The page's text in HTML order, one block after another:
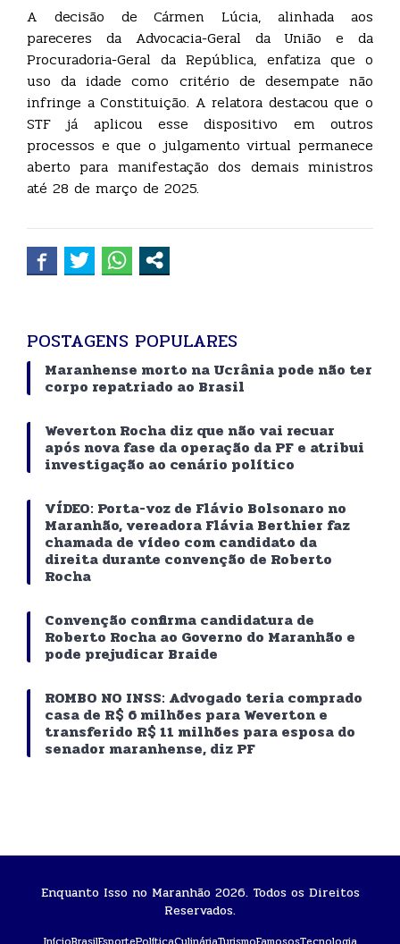
A decisão de Cármen Lúcia, alinhada aos
pareceres da Advocacia-Geral da União e da
Procuradoria-Geral da República, enfatiza que o
uso da idade como critério de desempate não
infringe a Constituição. A relatora destacou que o
STF já aplicou esse dispositivo em outros
processos e que o julgamento virtual permanece
aberto para manifestação dos demais ministros
até 28 de março de 2025.
POSTAGENS POPULARES
Maranhense morto na Ucrânia pode não ter
corpo repatriado ao Brasil
Weverton Rocha diz que não vai recuar
após nova fase da operação da PF e atribui
investigação ao cenário político
VÍDEO: Porta-voz de Flávio Bolsonaro no
Maranhão, vereadora Flávia Berthier faz
chamada de vídeo com candidato da
direita durante convenção de Roberto
Rocha
Convenção confirma candidatura de
Roberto Rocha ao Governo do Maranhão e
pode prejudicar Braide
ROMBO NO INSS: Advogado teria comprado
casa de R$ 6 milhões para Weverton e
transferido R$ 11 milhões para esposa do
senador maranhense, diz PF
Enquanto Isso no Maranhão 2026. Todos os Direitos
Reservados.